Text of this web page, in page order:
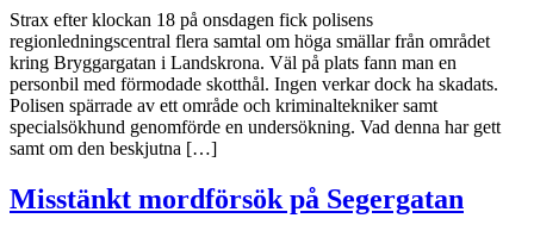
Strax efter klockan 18 på onsdagen fick polisens
regionledningscentral flera samtal om höga smällar från området
kring Bryggargatan i Landskrona. Väl på plats fann man en
personbil med förmodade skotthål. Ingen verkar dock ha skadats.
Polisen spärrade av ett område och kriminaltekniker samt
specialsökhund genomförde en undersökning. Vad denna har gett
samt om den beskjutna […]
Misstänkt mordförsök på Segergatan